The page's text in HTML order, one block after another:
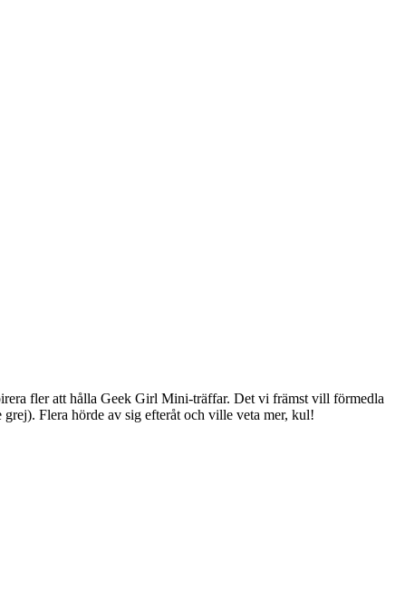
fler att hålla Geek Girl Mini-träffar. Det vi främst vill förmedla
Flera hörde av sig efteråt och ville veta mer, kul!